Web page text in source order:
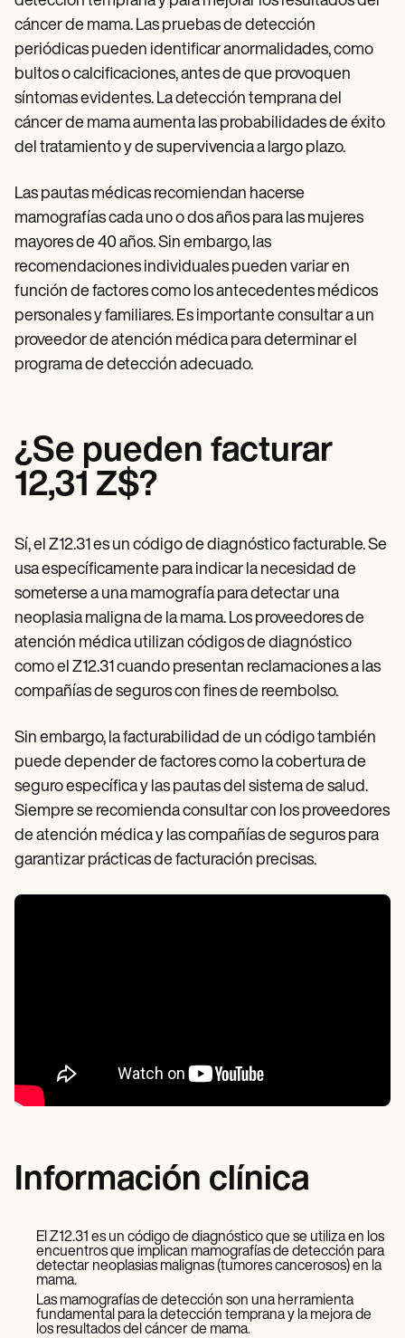
cáncer de mama. Las pruebas de detección
periódicas pueden identificar anormalidades, como
bultos o calcificaciones, antes de que provoquen
síntomas evidentes. La detección temprana del
cáncer de mama aumenta las probabilidades de éxito
del tratamiento y de supervivencia a largo plazo.
Las pautas médicas recomiendan hacerse
mamografías cada uno o dos años para las mujeres
mayores de 40 años. Sin embargo, las
recomendaciones individuales pueden variar en
función de factores como los antecedentes médicos
personales y familiares. Es importante consultar a un
proveedor de atención médica para determinar el
programa de detección adecuado.
¿Se pueden facturar
12,31 Z$?
Sí, el Z12.31 es un código de diagnóstico facturable. Se
usa específicamente para indicar la necesidad de
someterse a una mamografía para detectar una
neoplasia maligna de la mama. Los proveedores de
atención médica utilizan códigos de diagnóstico
como el Z12.31 cuando presentan reclamaciones a las
compañías de seguros con fines de reembolso.
Sin embargo, la facturabilidad de un código también
puede depender de factores como la cobertura de
seguro específica y las pautas del sistema de salud.
Siempre se recomienda consultar con los proveedores
de atención médica y las compañías de seguros para
garantizar prácticas de facturación precisas.
Información clínica
El Z12.31 es un código de diagnóstico que se utiliza en los
encuentros que implican mamografías de detección para
detectar neoplasias malignas (tumores cancerosos) en la
mama.
Las mamografías de detección son una herramienta
fundamental para la detección temprana y la mejora de
los resultados del cáncer de mama.